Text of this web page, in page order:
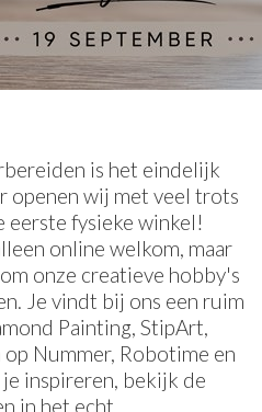
is het eindelijk
openen wij met veel trots
eerste fysieke winkel!
online welkom, maar
onze creatieve hobby's
Je vindt bij ons een ruim
Painting, StipArt,
Nummer, Robotime en
inspireren, bekijk de
in het echt